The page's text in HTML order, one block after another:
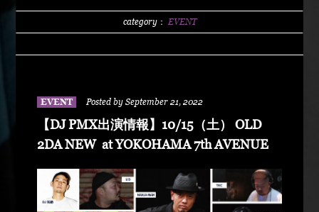
【WALKING BAD vol.2】
HIPHOPに特化したレンタルスペース【Eva Local
Studio】 その1周年を記念し、Club Gにてパーティ
ーを開催致します！ GUESTには古くから日本の
サーでもあり、現在は大学の教授を勤めるなど今
尚最前線で活躍する横浜の重鎮【DJ PMX】！！
category： EVENT
EVENT Posted by September 21, 2022
【DJ PMX出演情報】10/15（土） OLD
2DA NEW at YOKOHAMA 7th AVENUE